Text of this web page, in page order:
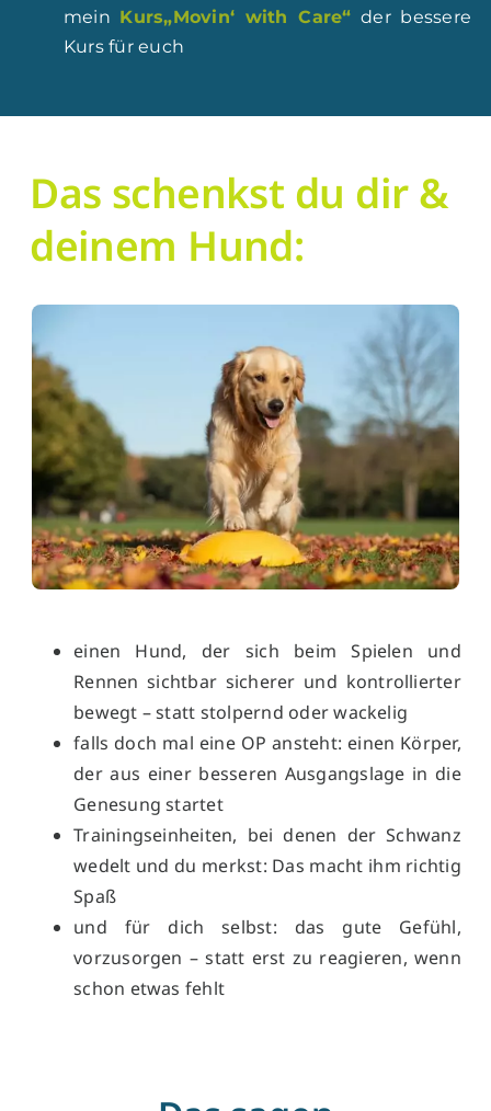
mein Kurs„Movin‘ with Care“ der bessere
Kurs für euch
Das schenkst du dir &
deinem Hund:
einen Hund, der sich beim Spielen und
Rennen sichtbar sicherer und kontrollierter
bewegt – statt stolpernd oder wackelig
falls doch mal eine OP ansteht: einen Körper,
der aus einer besseren Ausgangslage in die
Genesung startet
Trainingseinheiten, bei denen der Schwanz
wedelt und du merkst: Das macht ihm richtig
Spaß
und für dich selbst: das gute Gefühl,
vorzusorgen – statt erst zu reagieren, wenn
schon etwas fehlt